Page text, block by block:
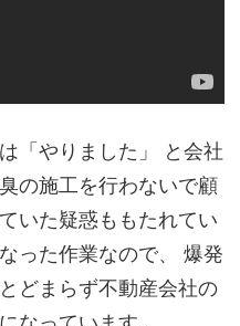
「やりました」 と会社
の施工を行わないで顧
いた疑惑ももたれてい
った作業なので、 爆発
どまらず不動産会社の
なっています。